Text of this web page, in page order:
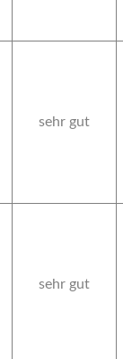
sehr gut
sehr gut